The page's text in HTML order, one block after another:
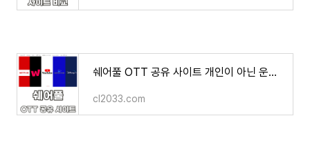
쉐어풀 OTT 공유 사이트 개인이 아닌 운영진 공유 계정 판매 결합 스트리밍
cl2033.com